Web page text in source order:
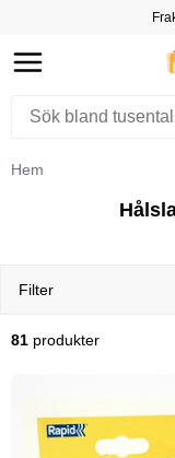
Hem
Filter
81 produkter